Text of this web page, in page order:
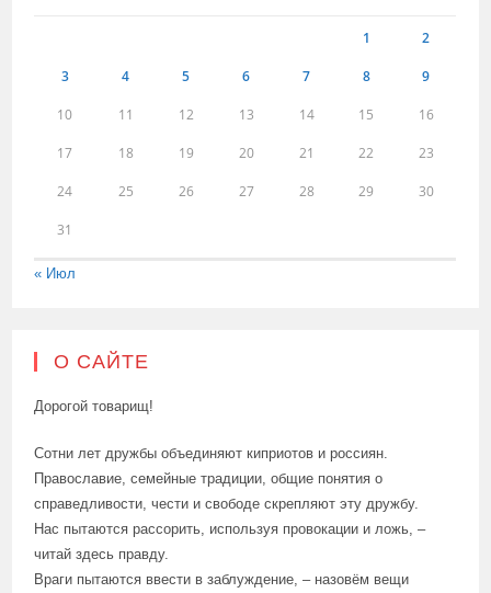
1 2
3 4 5 6 7 8 9
10 11 12 13 14 15 16
17 18 19 20 21 22 23
24 25 26 27 28 29 30
31
« Июл
О САЙТЕ
Дорогой товарищ!
Сотни лет дружбы объединяют киприотов и россиян.
Православие, семейные традиции, общие понятия о
справедливости, чести и свободе скрепляют эту дружбу.
Нас пытаются рассорить, используя провокации и ложь, –
читай здесь правду.
Враги пытаются ввести в заблуждение, – назовём вещи